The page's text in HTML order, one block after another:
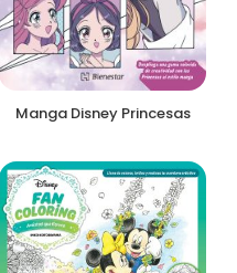
Manga Disney Princesas